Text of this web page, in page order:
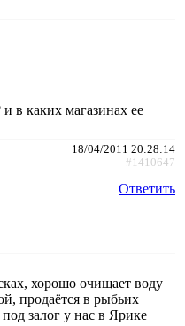
и в каких магазинах ее
18/04/2011 20:28:14
#1410647
Ответить
хорошо очищает воду
продаётся в рыбьих
залог у нас в Ярике